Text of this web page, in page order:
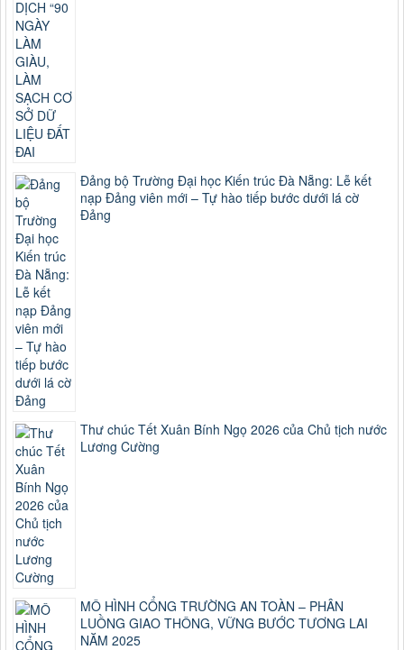
Đảng bộ Trường Đại học Kiến trúc Đà Nẵng: Lễ kết
nạp Đảng viên mới – Tự hào tiếp bước dưới lá cờ
Đảng
Thư chúc Tết Xuân Bính Ngọ 2026 của Chủ tịch nước
Lương Cường
MÔ HÌNH CỔNG TRƯỜNG AN TOÀN – PHÂN
LUỒNG GIAO THÔNG, VỮNG BƯỚC TƯƠNG LAI
NĂM 2025